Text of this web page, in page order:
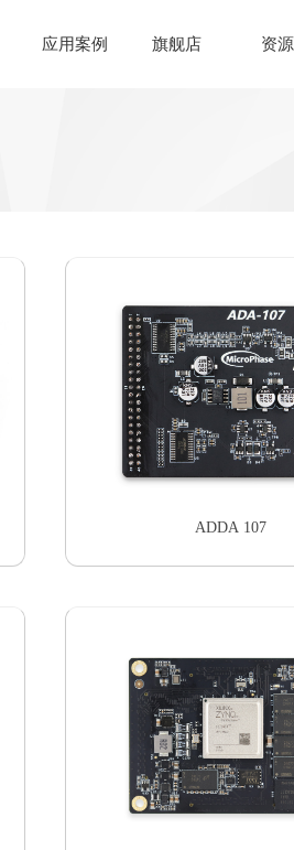
应用案例 旗舰店 资源
ADDA 107